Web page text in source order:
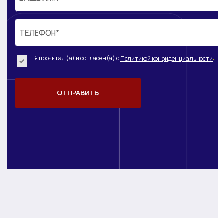
ТЕЛЕФОН*
ТЕЛЕФОН*
Я прочитал(а) и согласен(а) сПолитикой конфиденциальности.
ОТПРАВИТЬ